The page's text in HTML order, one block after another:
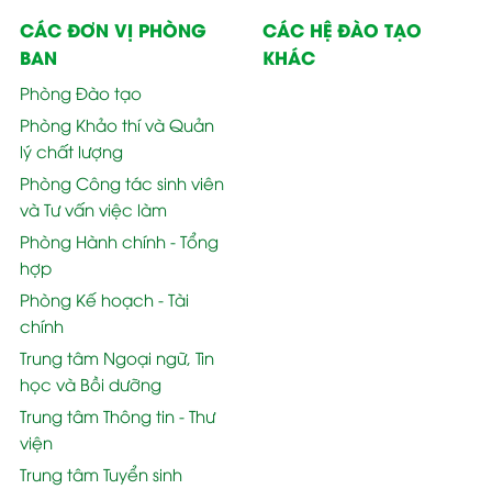
CÁC ĐƠN VỊ PHÒNG
BAN
Phòng Đào tạo
Phòng Khảo thí và Quản
lý chất lượng
Phòng Công tác sinh viên
và Tư vấn việc làm
Phòng Hành chính - Tổng
hợp
Phòng Kế hoạch - Tài
chính
Trung tâm Ngoại ngữ, Tin
học và Bồi dưỡng
Trung tâm Thông tin - Thư
viện
Trung tâm Tuyển sinh
CÁC HỆ ĐÀO TẠO
KHÁC